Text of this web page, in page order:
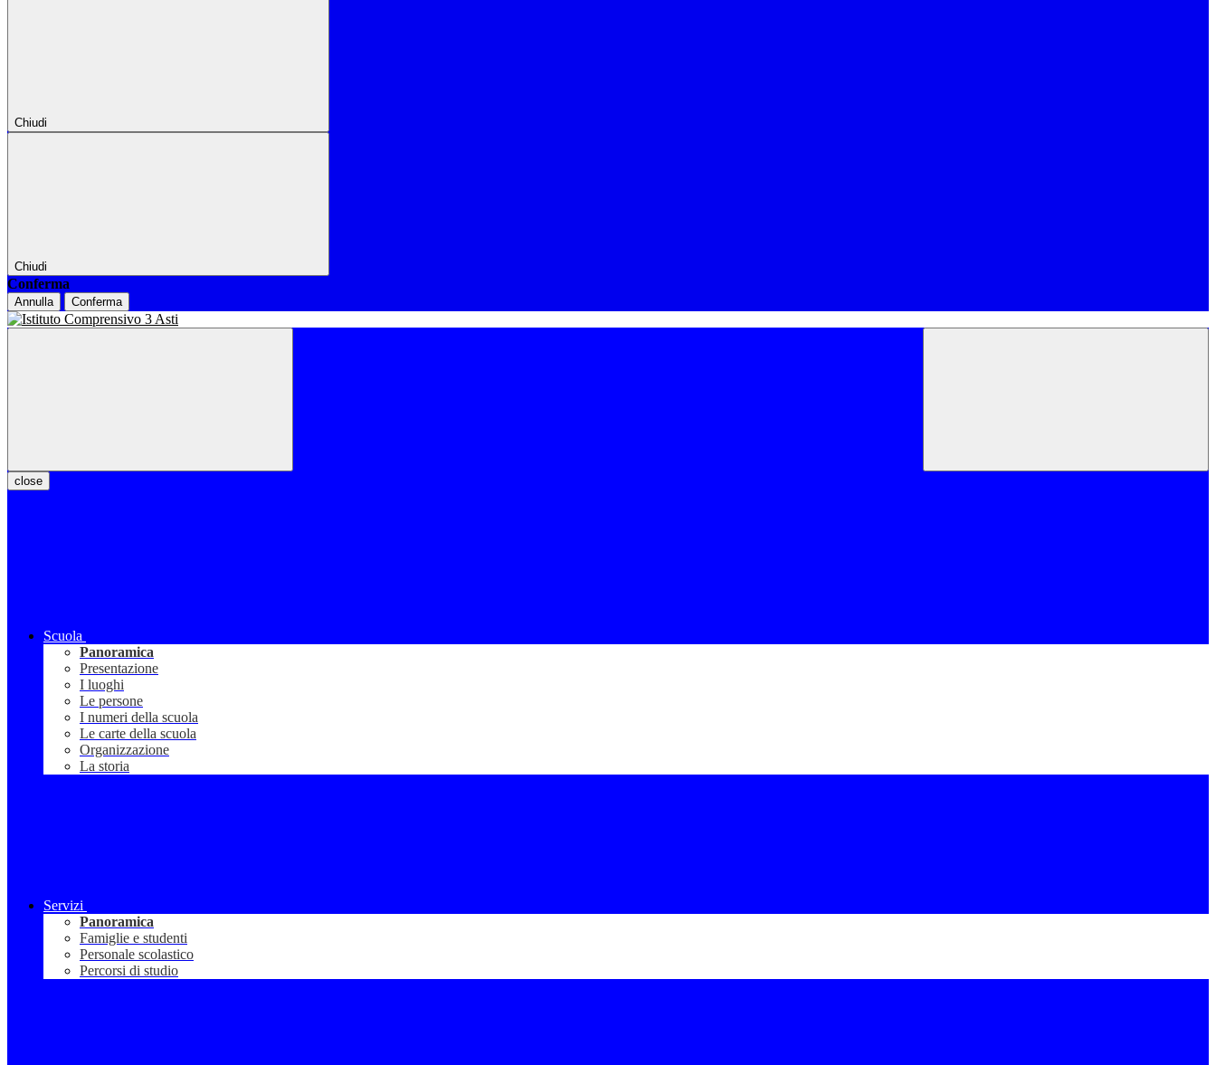
Chiudi
Chiudi
Conferma
Annulla Conferma
close
Scuola
Panoramica
Presentazione
I luoghi
Le persone
I numeri della scuola
Le carte della scuola
Organizzazione
La storia
Servizi
Panoramica
Famiglie e studenti
Personale scolastico
Percorsi di studio